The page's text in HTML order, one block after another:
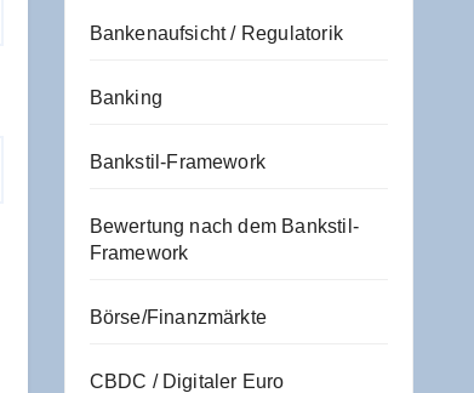
Bankenaufsicht / Regulatorik
Banking
Bankstil-Framework
Bewertung nach dem Bankstil-
Framework
Börse/Finanzmärkte
CBDC / Digitaler Euro